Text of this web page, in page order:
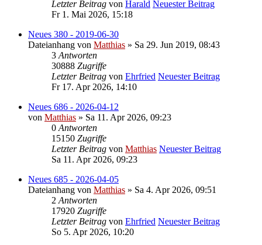
Letzter Beitrag von Harald Neuester Beitrag
Fr 1. Mai 2026, 15:18
Neues 380 - 2019-06-30
Dateianhang von Matthias » Sa 29. Jun 2019, 08:43
3 Antworten
30888 Zugriffe
Letzter Beitrag von Ehrfried Neuester Beitrag
Fr 17. Apr 2026, 14:10
Neues 686 - 2026-04-12
von Matthias » Sa 11. Apr 2026, 09:23
0 Antworten
15150 Zugriffe
Letzter Beitrag von Matthias Neuester Beitrag
Sa 11. Apr 2026, 09:23
Neues 685 - 2026-04-05
Dateianhang von Matthias » Sa 4. Apr 2026, 09:51
2 Antworten
17920 Zugriffe
Letzter Beitrag von Ehrfried Neuester Beitrag
So 5. Apr 2026, 10:20